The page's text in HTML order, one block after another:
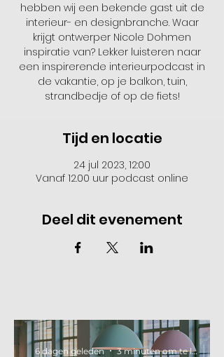
hebben wij een bekende gast uit de
interieur- en designbranche. Waar
krijgt ontwerper Nicole Dohmen
inspiratie van? Lekker luisteren naar
een inspirerende interieurpodcast in
de vakantie, op je balkon, tuin,
strandbedje of op de fiets!
Tijd en locatie
24 jul 2023, 12:00
Vanaf 12.00 uur podcast online
Deel dit evenement
6 dagen geleden 3 minuten om te lezen